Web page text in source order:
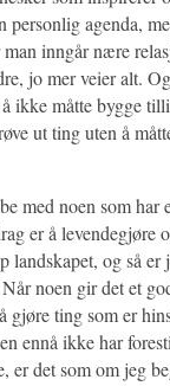
personlig agenda,
inngår nære
jo mer veier alt.
ikke måtte bygge
ut ting uten å
med noen som har
er å levendegjøre
landskapet, og så
noen gir det et
gjøre ting som er
ennå ikke har
er det som om jeg